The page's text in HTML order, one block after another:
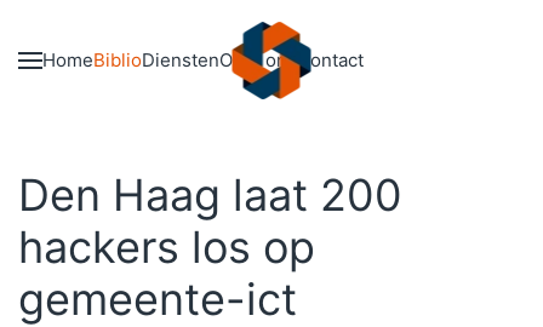
Skip to main content
HomeBiblioDienstenOver onsContact
Den Haag laat 200
hackers los op
gemeente-ict